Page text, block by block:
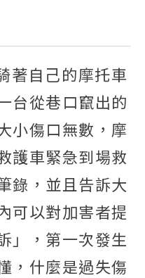
著自己的摩托車
台從巷口竄出的
小傷口無數，摩
護車緊急到場救
錄，並且告訴大
可以對加害者提
」，第一次發生
，什麼是過失傷